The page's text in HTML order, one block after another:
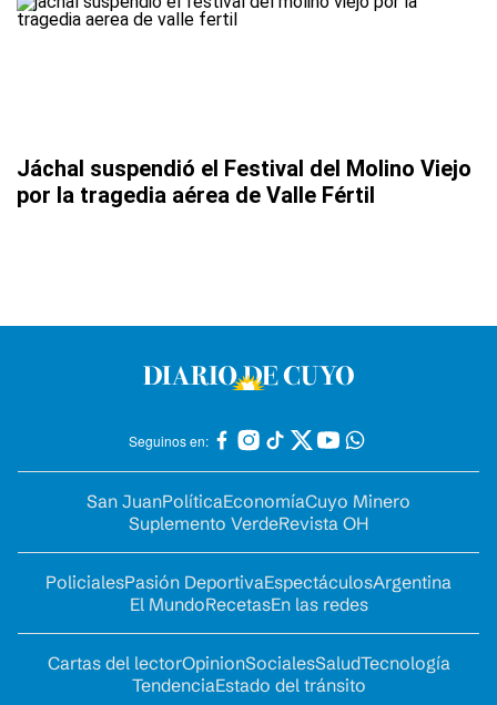
Jáchal suspendió el Festival del Molino Viejo
por la tragedia aérea de Valle Fértil
Seguinos en:
San JuanPolíticaEconomíaCuyo Minero
Suplemento VerdeRevista OH
PolicialesPasión DeportivaEspectáculosArgentina
El MundoRecetasEn las redes
Cartas del lectorOpinionSocialesSaludTecnología
TendenciaEstado del tránsito